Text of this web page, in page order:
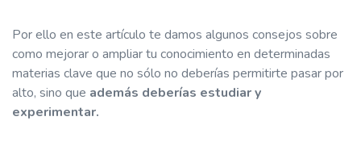
Por ello en este artículo te damos algunos consejos sobre
como mejorar o ampliar tu conocimiento en determinadas
materias clave que no sólo no deberías permitirte pasar por
alto, sino que además deberías estudiar y
experimentar.